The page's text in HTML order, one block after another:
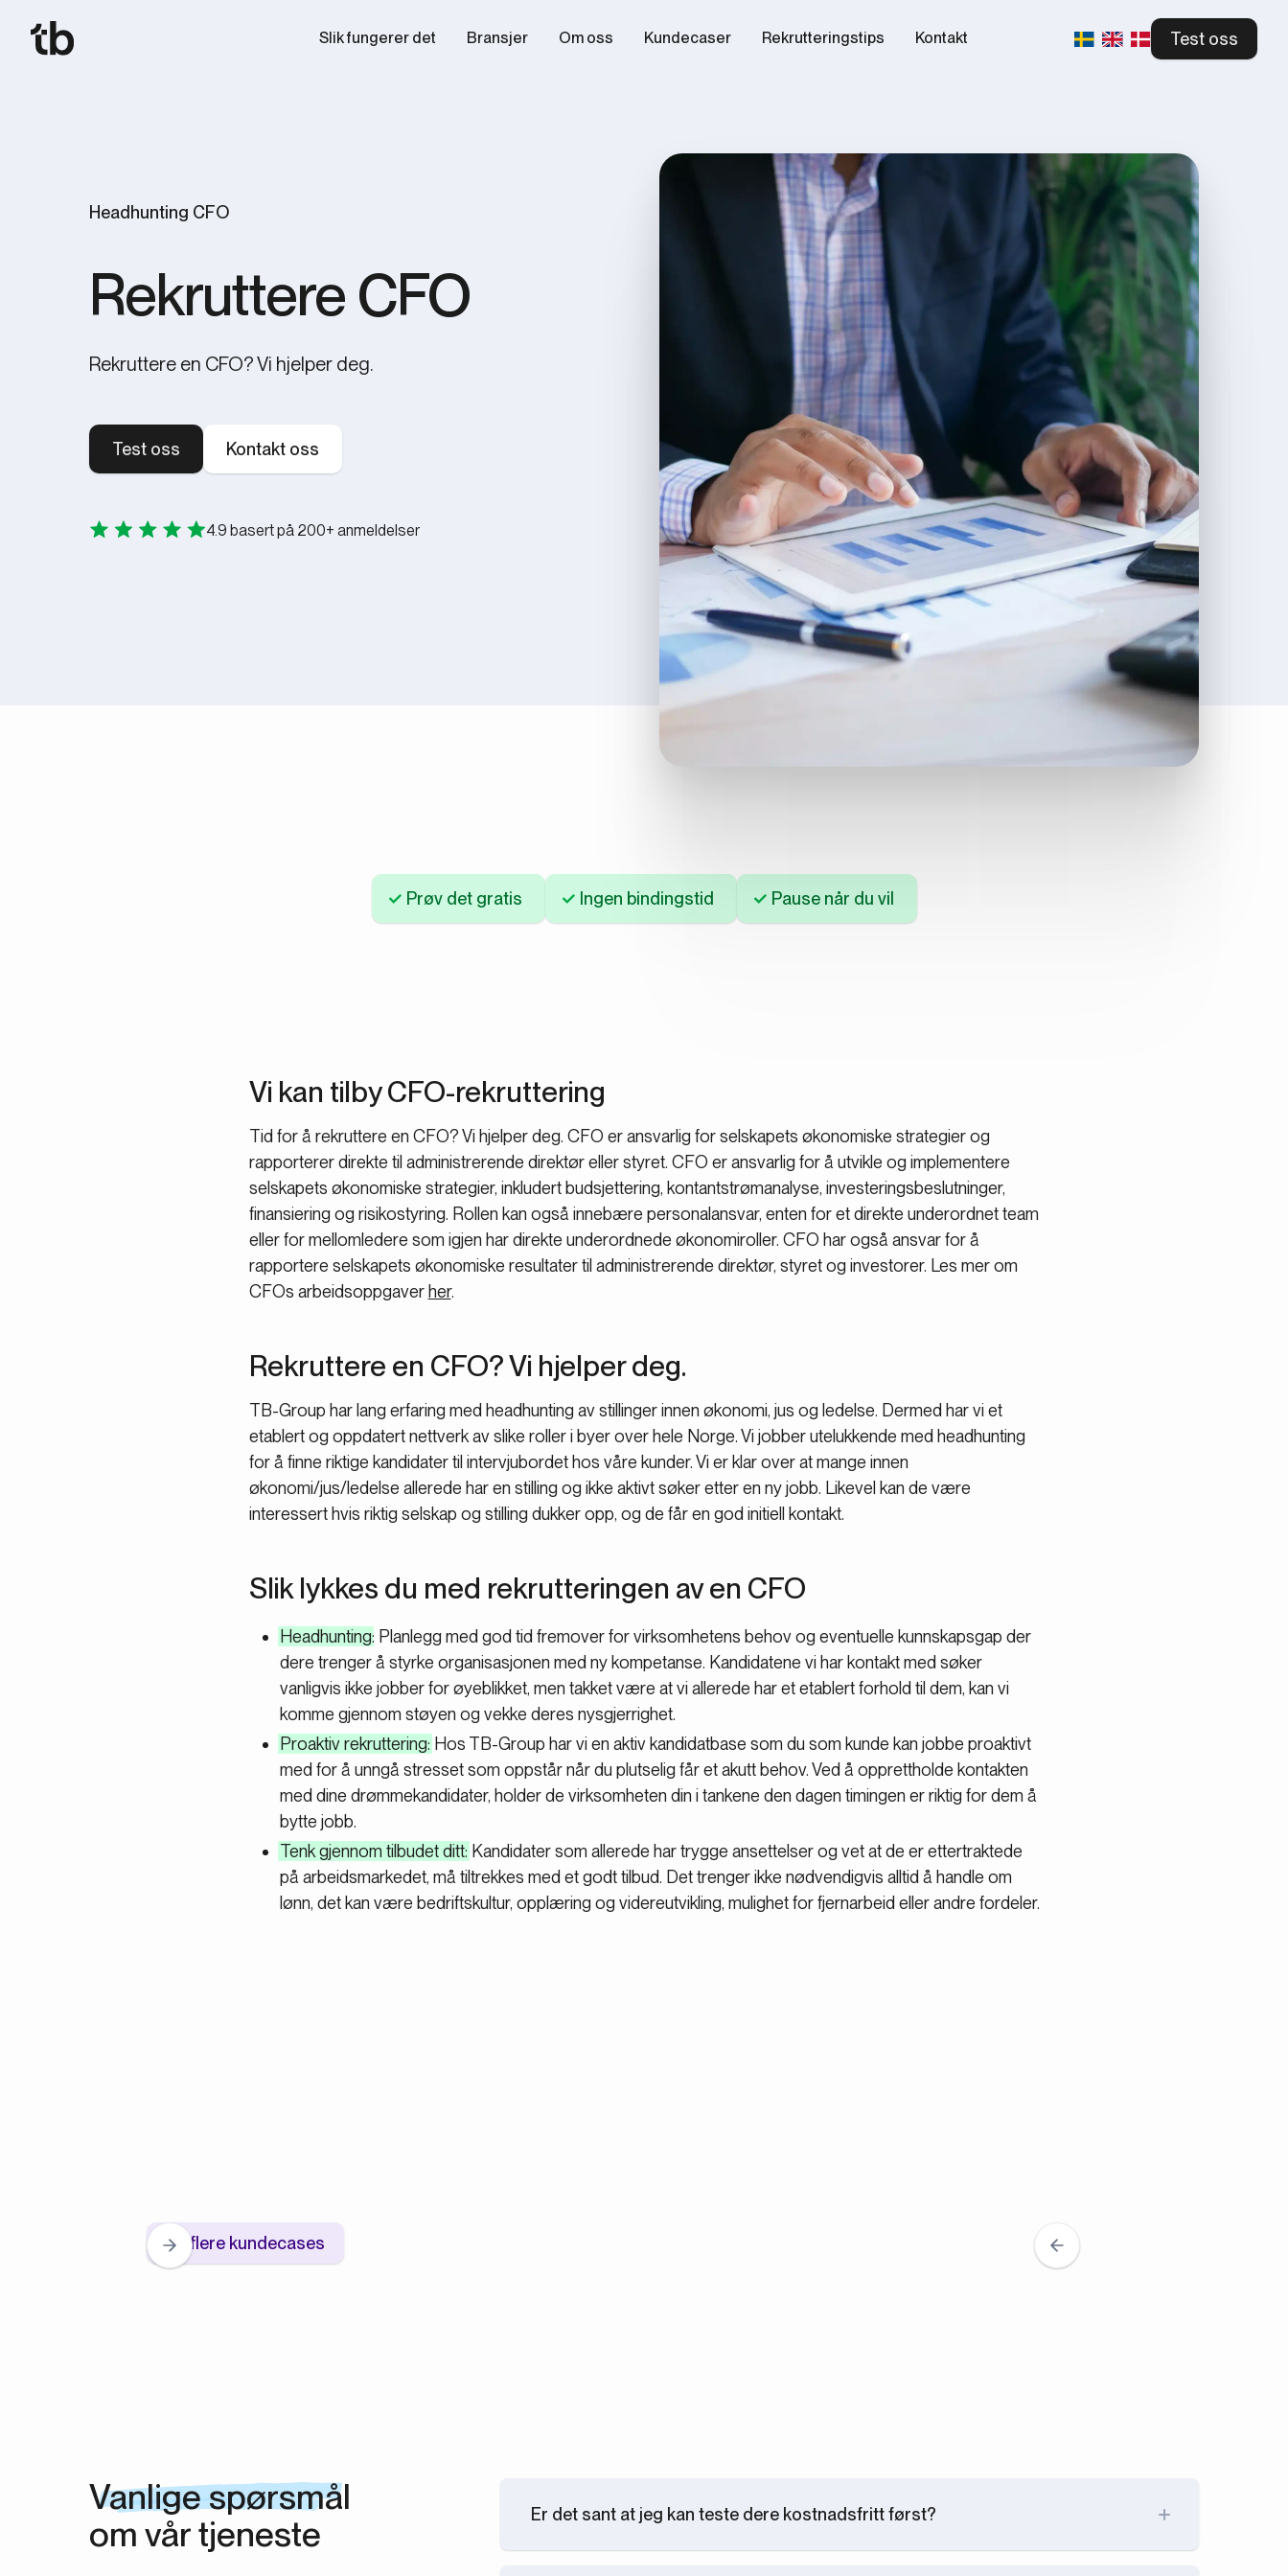
Slik fungerer det Bransjer Om oss Kundecaser Rekrutteringstips Kontakt Test oss
Headhunting CFO
Rekruttere CFO
Rekruttere en CFO? Vi hjelper deg.
Test oss Kontakt oss
4.9 basert på 200+ anmeldelser
Prøv det gratis Ingen bindingstid Pause når du vil
Vi kan tilby CFO-rekruttering
Tid for å rekruttere en CFO? Vi hjelper deg. CFO er ansvarlig for selskapets økonomiske strategier og
rapporterer direkte til administrerende direktør eller styret. CFO er ansvarlig for å utvikle og implementere
selskapets økonomiske strategier, inkludert budsjettering, kontantstrømanalyse, investeringsbeslutninger,
finansiering og risikostyring. Rollen kan også innebære personalansvar, enten for et direkte underordnet team
eller for mellomledere som igjen har direkte underordnede økonomiroller. CFO har også ansvar for å
rapportere selskapets økonomiske resultater til administrerende direktør, styret og investorer. Les mer om
CFOs arbeidsoppgaver her.
Rekruttere en CFO? Vi hjelper deg.
TB-Group har lang erfaring med headhunting av stillinger innen økonomi, jus og ledelse. Dermed har vi et
etablert og oppdatert nettverk av slike roller i byer over hele Norge. Vi jobber utelukkende med headhunting
for å finne riktige kandidater til intervjubordet hos våre kunder. Vi er klar over at mange innen
økonomi/jus/ledelse allerede har en stilling og ikke aktivt søker etter en ny jobb. Likevel kan de være
interessert hvis riktig selskap og stilling dukker opp, og de får en god initiell kontakt.
Slik lykkes du med rekrutteringen av en CFO
Headhunting: Planlegg med god tid fremover for virksomhetens behov og eventuelle kunnskapsgap der
dere trenger å styrke organisasjonen med ny kompetanse. Kandidatene vi har kontakt med søker
vanligvis ikke jobber for øyeblikket, men takket være at vi allerede har et etablert forhold til dem, kan vi
komme gjennom støyen og vekke deres nysgjerrighet.
Proaktiv rekruttering: Hos TB-Group har vi en aktiv kandidatbase som du som kunde kan jobbe proaktivt
med for å unngå stresset som oppstår når du plutselig får et akutt behov. Ved å opprettholde kontakten
med dine drømmekandidater, holder de virksomheten din i tankene den dagen timingen er riktig for dem å
bytte jobb.
Tenk gjennom tilbudet ditt: Kandidater som allerede har trygge ansettelser og vet at de er ettertraktede
på arbeidsmarkedet, må tiltrekkes med et godt tilbud. Det trenger ikke nødvendigvis alltid å handle om
lønn, det kan være bedriftskultur, opplæring og videreutvikling, mulighet for fjernarbeid eller andre fordeler.
Se flere kundecases
Vanlige spørsmål
om vår tjeneste
Er det sant at jeg kan teste dere kostnadsfritt først?